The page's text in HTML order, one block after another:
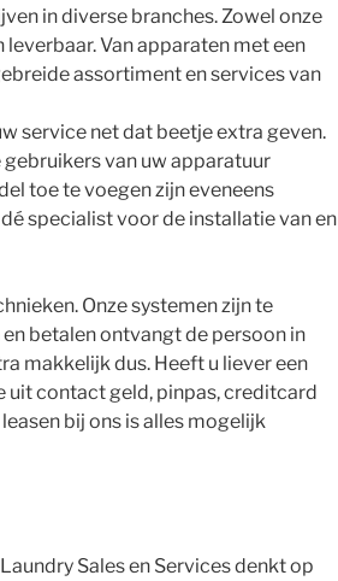
in diverse branches. Zowel onze
Van apparaten met een
assortiment en services van
service net dat beetje extra geven.
van uw apparatuur
toe te voegen zijn eveneens
specialist voor de installatie van en
Onze systemen zijn te
betalen ontvangt de persoon in
makkelijk dus. Heeft u liever een
uit contact geld, pinpas, creditcard
bij ons is alles mogelijk
Sales en Services denkt op